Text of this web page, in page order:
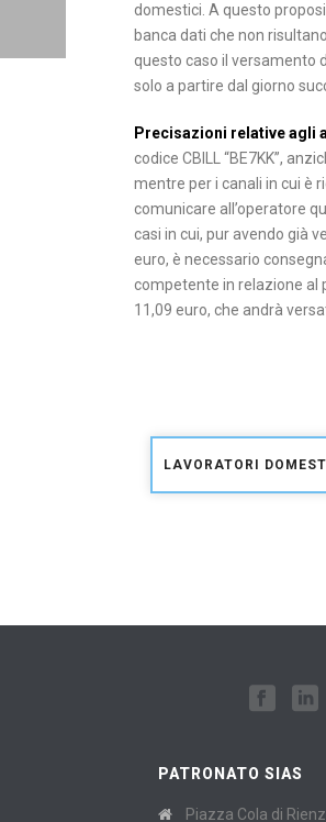
domestici. A questo
banca dati che non
questo caso il versamento
solo a partire dal giorno
Precisazioni relative agli
codice CBILL “BE7KK”,
mentre per i canali in cui è
comunicare all’operatore
casi in cui, pur avendo già
euro, è necessario
competente in relazione al
11,09 euro, che andrà
PATRONATO SIAS
Piazza Cola di